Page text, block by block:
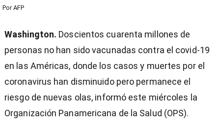
Por AFP
Washington. Doscientos cuarenta millones de
personas no han sido vacunadas contra el covid-19
en las Américas, donde los casos y muertes por el
coronavirus han disminuido pero permanece el
riesgo de nuevas olas, informó este miércoles la
Organización Panamericana de la Salud (OPS).